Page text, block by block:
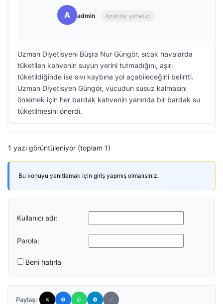
A admin Anahtar yönetici
Uzman Diyetisyeni Büşra Nur Güngör, sıcak havalarda
tüketilen kahvenin suyun yerini tutmadığını, aşırı
tüketildiğinde ise sıvı kaybına yol açabileceğini belirtti.
Uzman Diyetisyen Güngör, vücudun susuz kalmasını
önlemek için her bardak kahvenin yanında bir bardak su
tüketilmesini önerdi.
1 yazı görüntüleniyor (toplam 1)
Bu konuyu yanıtlamak için giriş yapmış olmalısınız.
Kullanıcı adı:
Parola:
Beni hatırla
Paylaş: